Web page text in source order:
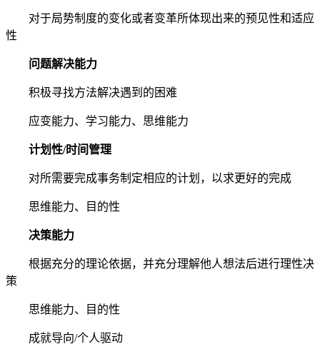
对于局势制度的变化或者变革所体现出来的预见性和适应
性
问题解决能力
积极寻找方法解决遇到的困难
应变能力、学习能力、思维能力
计划性/时间管理
对所需要完成事务制定相应的计划，以求更好的完成
思维能力、目的性
决策能力
根据充分的理论依据，并充分理解他人想法后进行理性决
策
思维能力、目的性
成就导向/个人驱动